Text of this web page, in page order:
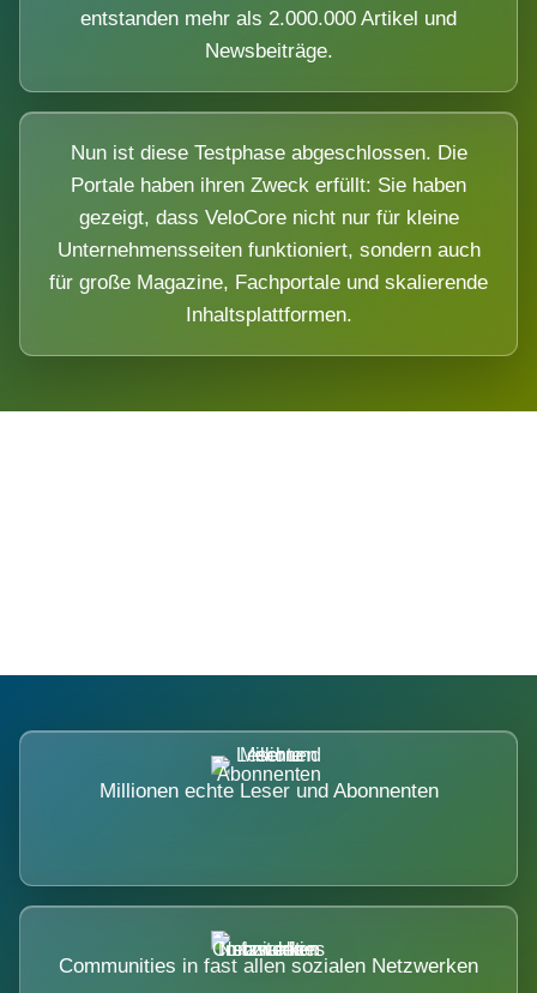
entstanden mehr als 2.000.000 Artikel und
Newsbeiträge.
Nun ist diese Testphase abgeschlossen. Die
Portale haben ihren Zweck erfüllt: Sie haben
gezeigt, dass VeloCore nicht nur für kleine
Unternehmensseiten funktioniert, sondern auch
für große Magazine, Fachportale und skalierende
Inhaltsplattformen.
Millionen echte Leser und Abonnenten
Communities in fast allen sozialen Netzwerken